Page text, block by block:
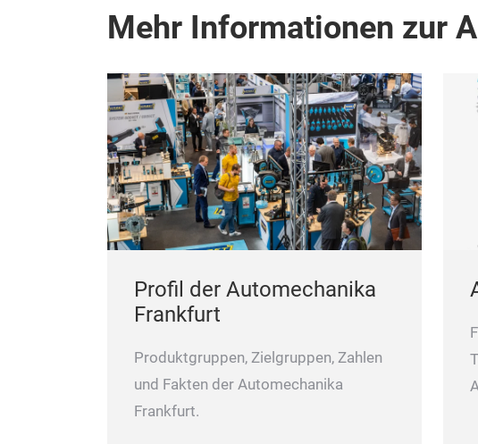
Mehr Informationen zur
Profil der Automechanika
Frankfurt
Produktgruppen, Zielgruppen, Zahlen
und Fakten der Automechanika
Frankfurt.